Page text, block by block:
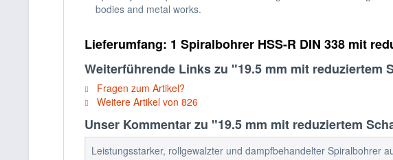
bodies and metal works.
Lieferumfang: 1 Spiralbohrer HSS-R DIN 338 mit
Weiterführende Links zu "19.5 mm mit reduziertem
Fragen zum Artikel?
Weitere Artikel von 826
Unser Kommentar zu "19.5 mm mit reduziertem
Leistungsstarker, rollgewalzter und dampfbehandelter Spiralbohrer